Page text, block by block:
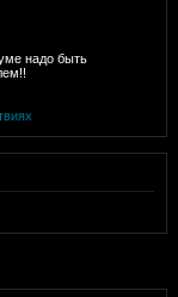
надо быть